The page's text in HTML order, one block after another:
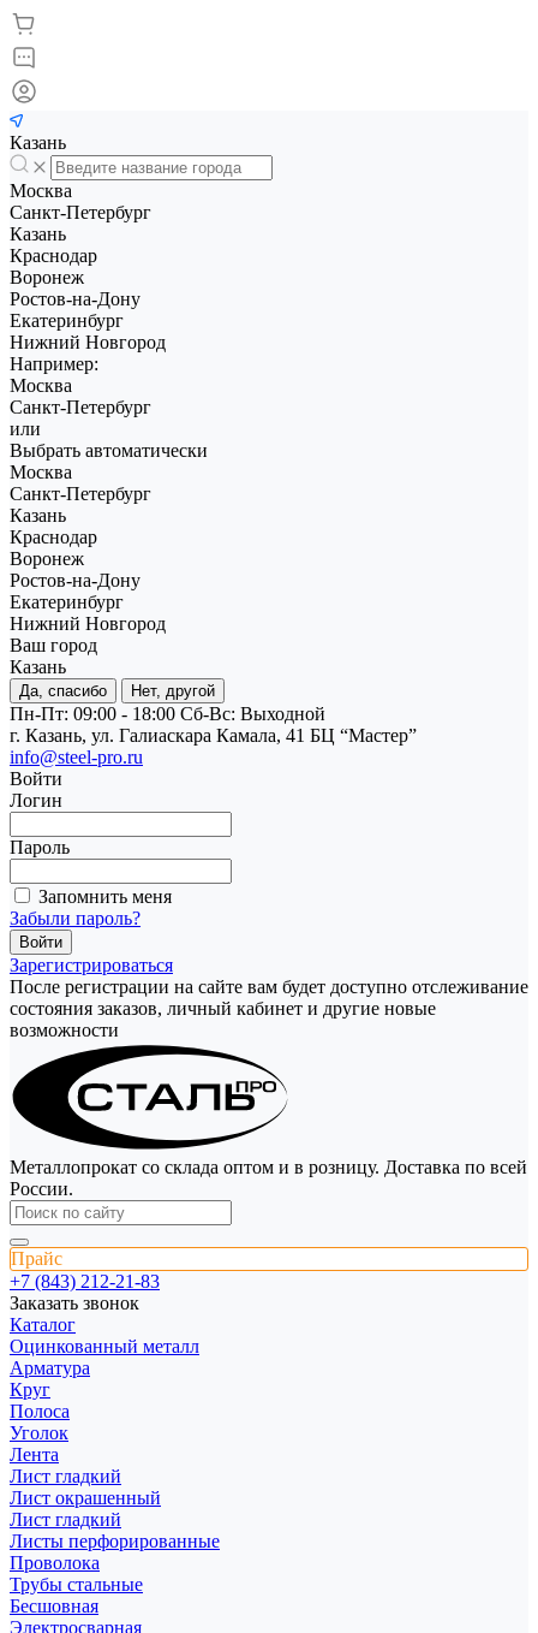
Казань
Москва
Санкт-Петербург
Казань
Краснодар
Воронеж
Ростов-на-Дону
Екатеринбург
Нижний Новгород
Например:
Москва
Санкт-Петербург
или
Выбрать автоматически
Москва
Санкт-Петербург
Казань
Краснодар
Воронеж
Ростов-на-Дону
Екатеринбург
Нижний Новгород
Ваш город
Казань
Да, спасибо Нет, другой
Пн-Пт: 09:00 - 18:00 Cб-Вс: Выходной
г. Казань, ул. Галиаскара Камала, 41 БЦ “Мастер”
info@steel-pro.ru
Войти
Логин
Пароль
Запомнить меня
Забыли пароль?
Зарегистрироваться
После регистрации на сайте вам будет доступно отслеживание
состояния заказов, личный кабинет и другие новые
возможности
Металлопрокат со склада оптом и в розницу. Доставка по всей
России.
Прайс
+7 (843) 212-21-83
Заказать звонок
Каталог
Оцинкованный металл
Арматура
Круг
Полоса
Уголок
Лента
Лист гладкий
Лист окрашенный
Лист гладкий
Листы перфорированные
Проволока
Трубы стальные
Бесшовная
Электросварная